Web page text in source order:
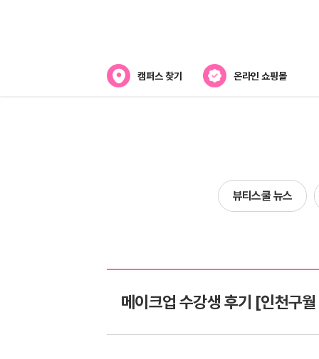
캠퍼스 찾기 온라인 쇼핑몰
전국캠퍼스 찾기
제휴협력사
뷰티스쿨 뉴스
메이크업 수강생 후기 [인천구